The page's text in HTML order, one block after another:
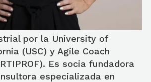
por la University of
(USC) y Agile Coach
Es socia fundadora
especializada en